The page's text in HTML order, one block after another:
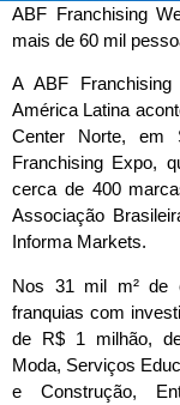
ABF Franchising
mais de 60 mil
A ABF
América Latina
Center Norte, em
Franchising Expo,
cerca de 400
Associação
Informa Markets.
Nos 31 mil m² de
franquias com
de R$ 1 milhão,
Moda, Serviços
e Construção,